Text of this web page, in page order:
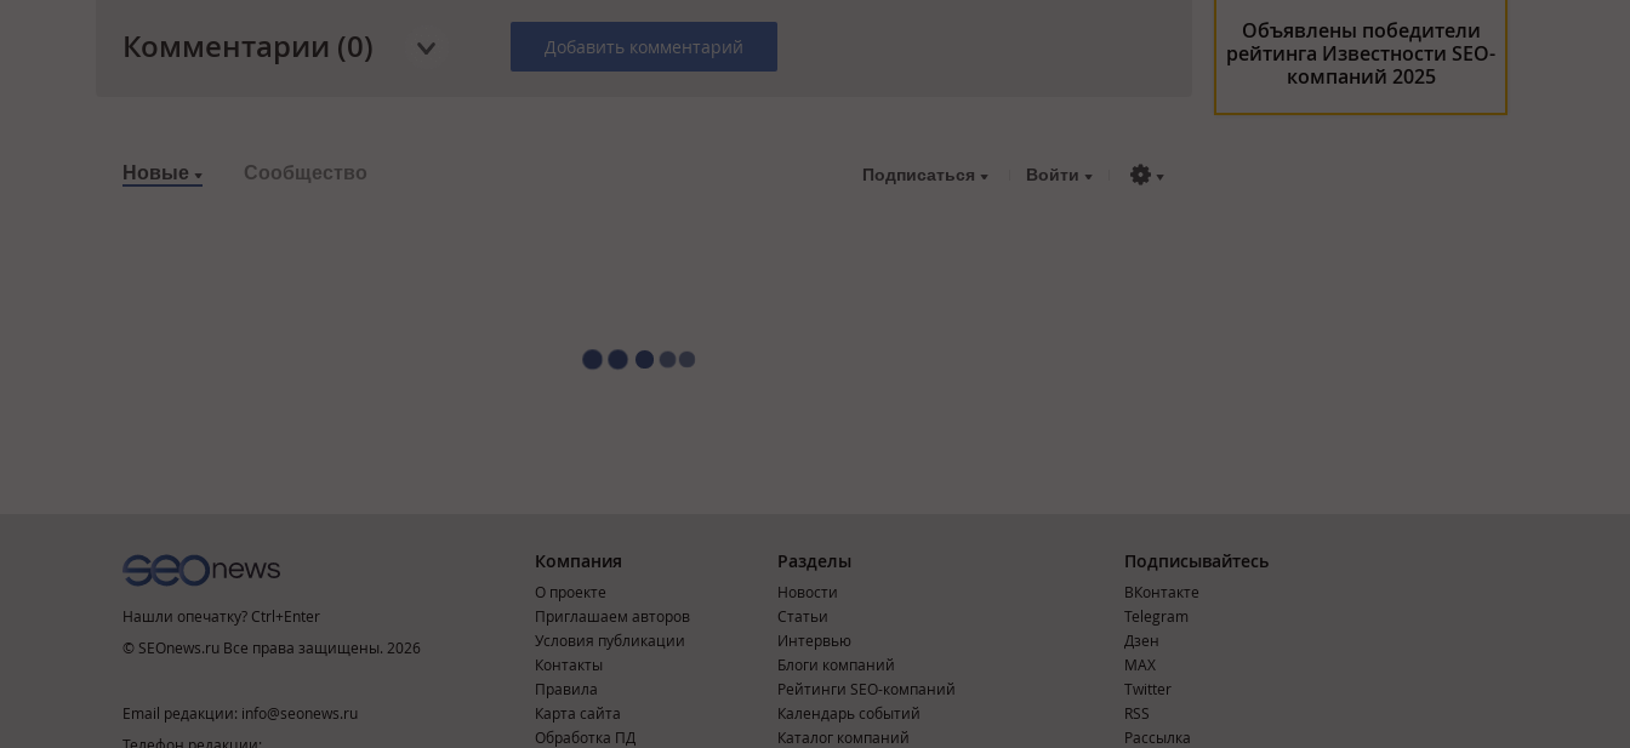
Комментарии (0) Добавить комментарий
Новые Сообщество Подписаться Войти
Объявлены победители
рейтинга Известности SEO-
компаний 2025
Нашли опечатку? Ctrl+Enter
© SEOnews.ru Все права защищены. 2026
Email редакции: info@seonews.ru
Компания
О проекте
Приглашаем авторов
Условия публикации
Контакты
Правила
Карта сайта
Обработка ПД
Разделы
Новости
Статьи
Интервью
Блоги компаний
Рейтинги SEO-компаний
Календарь событий
Каталог компаний
Подписывайтесь
ВКонтакте
Telegram
Дзен
MAX
Тwitter
RSS
Рассылка